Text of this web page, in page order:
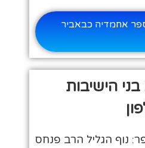
אחמדיה כבאביר
הישיבות
נוף הגליל הרב פנחס